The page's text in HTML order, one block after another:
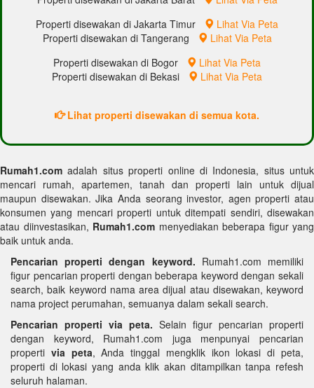
Properti disewakan di Jakarta Timur
Lihat Via Peta
Properti disewakan di Tangerang
Lihat Via Peta
Properti disewakan di Bogor
Lihat Via Peta
Properti disewakan di Bekasi
Lihat Via Peta
Lihat properti disewakan di semua kota.
Rumah1.com adalah situs properti online di Indonesia, situs untuk
mencari rumah, apartemen, tanah dan properti lain untuk dijual
maupun disewakan. Jika Anda seorang investor, agen properti atau
konsumen yang mencari properti untuk ditempati sendiri, disewakan
atau diinvestasikan, Rumah1.com menyediakan beberapa figur yang
baik untuk anda.
Pencarian properti dengan keyword. Rumah1.com memiliki
figur pencarian properti dengan beberapa keyword dengan sekali
search, baik keyword nama area dijual atau disewakan, keyword
nama project perumahan, semuanya dalam sekali search.
Pencarian properti via peta. Selain figur pencarian properti
dengan keyword, Rumah1.com juga menpunyai pencarian
properti via peta, Anda tinggal mengklik ikon lokasi di peta,
properti di lokasi yang anda klik akan ditampilkan tanpa refesh
seluruh halaman.